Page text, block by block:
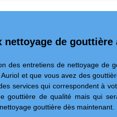
de gouttière
des entretiens de nettoyage de
et que vous avez des
services qui correspondent à
gouttière de qualité mais qui
gouttière dès maintenant.